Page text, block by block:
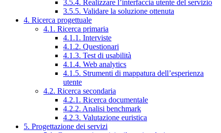
3.5.4. Realizzare l’interfaccia utente del servizio
3.5.5. Validare la soluzione ottenuta
4. Ricerca progettuale
4.1. Ricerca primaria
4.1.1. Interviste
4.1.2. Questionari
4.1.3. Test di usabilità
4.1.4. Web analytics
4.1.5. Strumenti di mappatura dell’esperienza
utente
4.2. Ricerca secondaria
4.2.1. Ricerca documentale
4.2.2. Analisi benchmark
4.2.3. Valutazione euristica
5. Progettazione dei servizi